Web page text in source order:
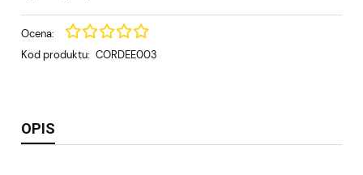
Ocena:
Kod produktu: CORDEE003
OPIS